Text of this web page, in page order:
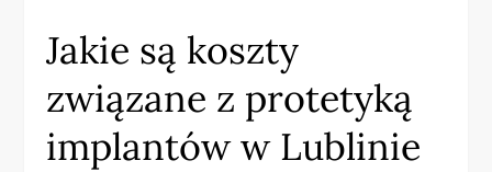
Jakie są koszty
związane z protetyką
implantów w Lublinie